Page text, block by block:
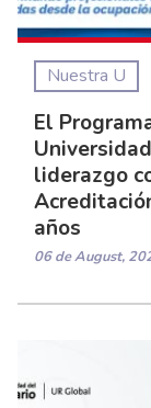
Nuestra U
El
liderazgo
años
06 de August,